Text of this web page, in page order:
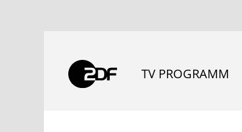
TV PROGRAMM